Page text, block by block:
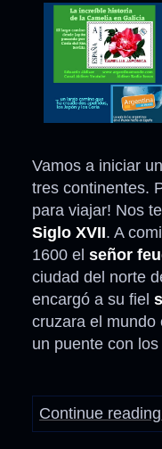
Vamos a iniciar
tres continentes.
para viajar! Nos
Siglo XVII. A
1600 el señor
ciudad del norte
encargó a su fiel
cruzara el mundo
un puente con los
Continue reading